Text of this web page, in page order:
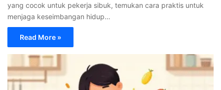
yang cocok untuk pekerja sibuk, temukan cara praktis untuk
menjaga keseimbangan hidup…
Read More »